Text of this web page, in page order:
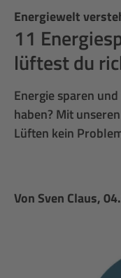
Energiewelt
11
lüftest du
Energie sparen
haben? Mit
Lüften kein
Von Sven Claus,